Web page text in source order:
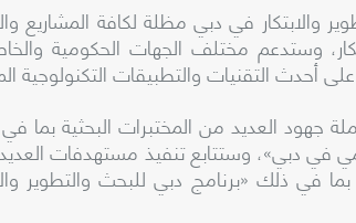
في دبي مظلة لكافة المشاريع
وستدعم مختلف الجهات الحكومية
أحدث التقنيات والتطبيقات التكنولوجية
جهود العديد من المختبرات البحثية
في دبي»، وستتابع تنفيذ مستهدفات
في ذلك «برنامج دبي للبحث والتطوير